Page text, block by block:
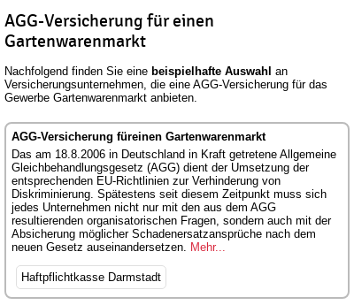
AGG-Versicherung für einen
Gartenwarenmarkt
Nachfolgend finden Sie eine beispielhafte Auswahl an
Versicherungsunternehmen, die eine AGG-Versicherung für das
Gewerbe Gartenwarenmarkt anbieten.
AGG-Versicherung füreinen Gartenwarenmarkt
Das am 18.8.2006 in Deutschland in Kraft getretene Allgemeine
Gleichbehandlungsgesetz (AGG) dient der Umsetzung der
entsprechenden EU-Richtlinien zur Verhinderung von
Diskriminierung. Spätestens seit diesem Zeitpunkt muss sich
jedes Unternehmen nicht nur mit den aus dem AGG
resultierenden organisatorischen Fragen, sondern auch mit der
Absicherung möglicher Schadenersatzansprüche nach dem
neuen Gesetz auseinandersetzen. Mehr...
Haftpflichtkasse Darmstadt